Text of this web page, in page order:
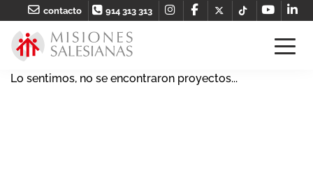
contacto 914 313 313
Lo sentimos, no se encontraron proyectos...